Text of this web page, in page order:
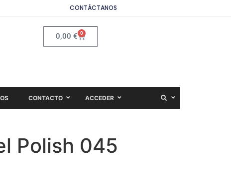
CONTÁCTANOS
0,00 € 0
CONTACTO ACCEDER
Polish 045